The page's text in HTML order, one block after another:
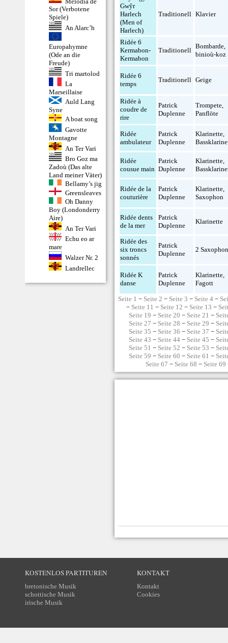
Sor (Verbotene
Spiele)
An Alarc’h
Europahymne
(Ode an die
Freude)
Tri martolod
La
Marseillaise
Auld Lang
Syne
A boat song
Gavotte
Montagne
An Ter Vari
Bro Goz ma
Zadoù (Das alte
Land meiner Väter)
Bellamy’s jig
Greensleaves
Oh Danny
Boy (Londonderry
Aire)
An Ter Vari
Echu eo ar
mare
Walzer Nr. 2
Landrellec
Gwŷr
Harlech
(Men of
Harlech)
Traditionell Klavier
Ridée 6
Kermabon-
Kermabon
Traditionell
Bombarde,
binioù-koz
Ridée 6
temps
Traditionell Geige
Ridée à
coudre de
rire
Patrick
Duplenne
Trompete,
Panflöte
Ridée
ambulateur
Patrick
Duplenne
Klarinette,
Ridée
cousue main
Patrick
Duplenne
Klarinette,
Ridée de la
couturière
Patrick
Duplenne
Klarinette,
Saxophon
Ridée dents
de la mer
Patrick
Duplenne
Klarinette
Ridée des
six troncs
sonnés
Patrick
Duplenne
2
Ridée K
danse
Patrick
Duplenne
Klarinette,
Fagott
Seite 1 − Seite 2 − Seite 3 − Seite 4 −
− Seite 11 − Seite 12 − Seite 13 −
Seite 19 − Seite 20 − Seite 21 −
Seite 27 − Seite 28 − Seite 29 −
Seite 35 − Seite 36 − Seite 37 −
Seite 43 − Seite 44− Seite 45 −
Seite 51 − Seite 52 − Seite 53 −
Seite 59 − Seite 60 − Seite 61 −
Seite 67 − Seite 68 − Seite 69
KOSTENLOS PARTITUREN
bretonische Musik
schottische Musik
irische Musik
KONTAKT
Kontakt
Cookies